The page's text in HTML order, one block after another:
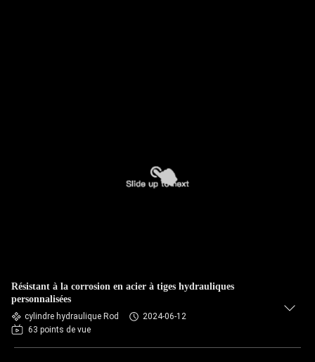
Résistant à la corrosion en acier à tiges hydrauliques
personnalisées
cylindre hydraulique Rod
2024-06-12
63 points de vue